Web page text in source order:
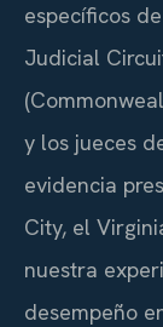
específicos
Judicial
y los jueces
evidencia
City, el
nuestra
desempeño